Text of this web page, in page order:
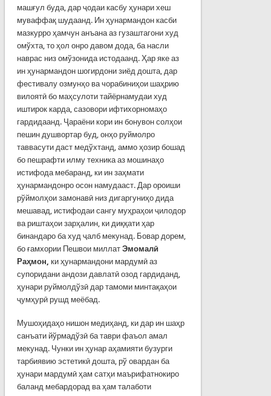
машғул буда, дар ҷодаи касбу ҳунари хеш
муваффақ шудаанд. Ин ҳунармандон касби
мазкурро ҳамчун анъана аз гузаштагони худ
омўхта, то ҳол онро давом дода, ба насли
наврас низ омўзонида истодаанд. Ҳар яке аз
ин ҳунармандон шогирдони зиёд дошта, дар
фестивалу озмунҳо ва чорабиниҳои шаҳрию
вилоятӣ бо маҳсулоти тайёрнамудаи худ
иштирок карда, сазовори ифтихорномаҳо
гардидаанд. Ҷараёни кори ин бонувон солҳои
пешин душвортар буд, онҳо руймолро
таввасути даст медўхтанд, аммо ҳозир бошад
бо пешрафти илму техника аз мошинаҳо
истифода мебаранд, ки ин заҳмати
ҳунармандонро осон намудааст. Дар ороиши
рўймолҳои замонавӣ низ дигаргуниҳо дида
мешавад, истифодаи сангу муҳраҳои ҷилодор
ва риштаҳои зарҳалин, ки диққати ҳар
бинандаро ба худ ҷалб мекунад. Бовар дорем,
бо ғамхории Пешвои миллат Эмомалӣ
Раҳмон, ки ҳунармандони мардумӣ аз
супоридани андози давлатӣ озод гардиданд,
ҳунари руймолдўзӣ дар тамоми минтақаҳои
ҷумҳурӣ рушд меёбад.
Мушоҳидаҳо нишон медиҳанд, ки дар ин шаҳр
санъати йўрмадўзӣ ба таври фаъол амал
мекунад. Чунки ин ҳунар аҳамияти бузурги
тарбиявию эстетикӣ дошта, рў овардан ба
ҳунари мардумӣ ҳам сатҳи маърифатнокиро
баланд мебардорад ва ҳам талаботи